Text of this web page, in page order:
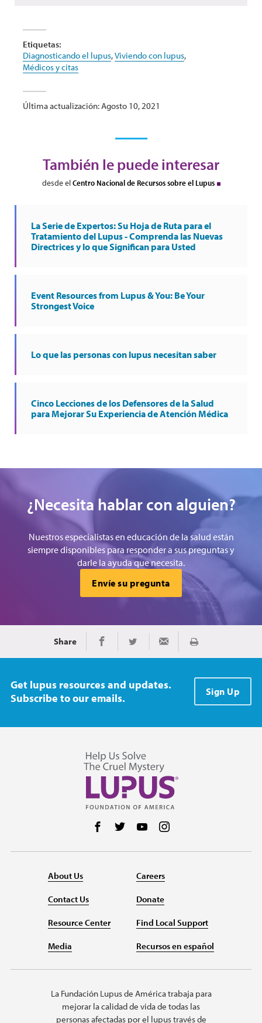
Etiquetas:
Diagnosticando el lupus,Viviendo con lupus,
Médicos y citas
Última actualización: Agosto 10, 2021
También le puede interesar
desde elCentro Nacional de Recursos sobre el Lupus
La Serie de Expertos: Su Hoja de Ruta para el
Tratamiento del Lupus - Comprenda las Nuevas
Directrices y lo que Significan para Usted
Event Resources from Lupus & You: Be Your
Strongest Voice
Lo que las personas con lupus necesitan saber
Cinco Lecciones de los Defensores de la Salud
para Mejorar Su Experiencia de Atención Médica
¿Necesita hablar con alguien?
Nuestros especialistas en educación de la salud están
siempre disponibles para responder a sus preguntas y
darle la ayuda que necesita.
Envíe su pregunta
Share Share on Facebook
Share on TwitterShare via EmailImprimir
Get lupus resources and updates.
Subscribe to our emails.
Sign Up
Follow us on Facebook
Follow us on Twitter
Follow us on YouTube
About Us
Contact Us
Resource Center
Media
Careers
Donate
Find Local Support
Recursos en español
La Fundación Lupus de América trabaja para
mejorar la calidad de vida de todas las
personas afectadas por el lupus través de